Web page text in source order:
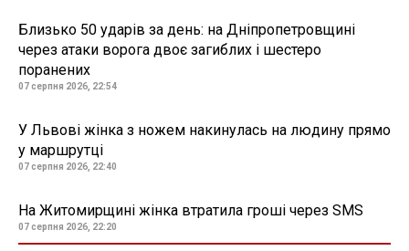
Близько 50 ударів за день: на Дніпропетровщині
через атаки ворога двоє загиблих і шестеро
поранених
07 серпня 2026, 22:54
У Львові жінка з ножем накинулась на людину прямо
у маршрутці
07 серпня 2026, 22:40
На Житомирщині жінка втратила гроші через SMS
07 серпня 2026, 22:20